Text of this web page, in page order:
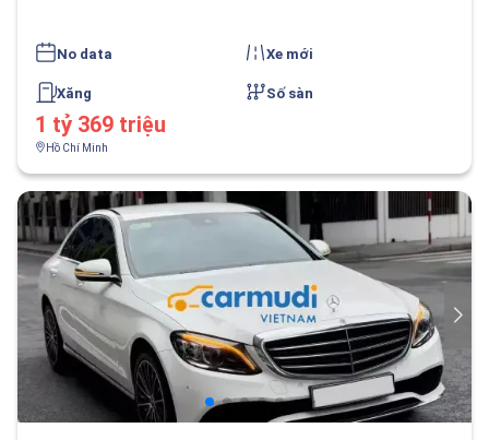
No data Xe mới
Xăng Số sàn
1 tỷ 369 triệu
Hồ Chí Minh